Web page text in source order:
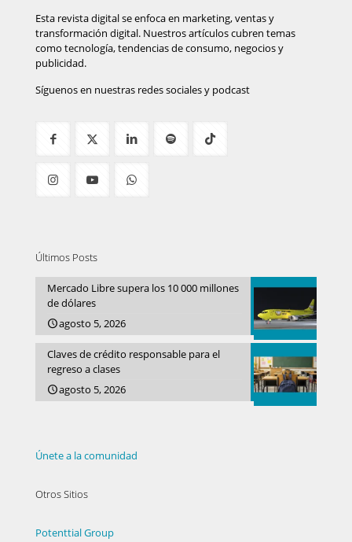
Esta revista digital se enfoca en marketing, ventas y
transformación digital. Nuestros artículos cubren temas
como tecnología, tendencias de consumo, negocios y
publicidad.
Síguenos en nuestras redes sociales y podcast
Últimos Posts
Mercado Libre supera los 10 000 millones
de dólares
agosto 5, 2026
Claves de crédito responsable para el
regreso a clases
agosto 5, 2026
Únete a la comunidad
Otros Sitios
Potenttial Group